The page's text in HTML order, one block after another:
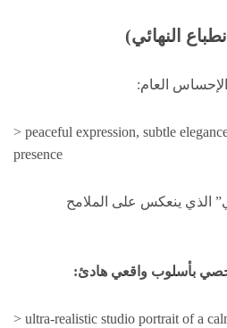
النهائي)
العام:
> peaceful expression, subtle
presence
الذي ينعكس على الملامح
بأسلوب واقعي هادئ:
> ultra-realistic studio portrait of a